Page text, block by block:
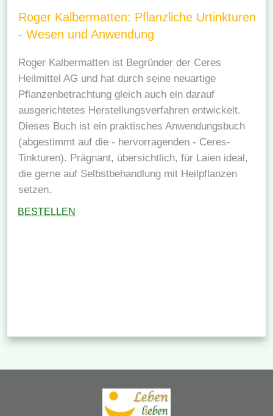
Roger Kalbermatten: Pflanzliche Urtinkturen
- Wesen und Anwendung
Roger Kalbermatten ist Begründer der Ceres
Heilmittel AG und hat durch seine neuartige
Pflanzenbetrachtung gleich auch ein darauf
ausgerichtetes Herstellungsverfahren entwickelt.
Dieses Buch ist ein praktisches Anwendungsbuch
(abgestimmt auf die - hervorragenden - Ceres-
Tinkturen). Prägnant, übersichtlich, für Laien ideal,
die gerne auf Selbstbehandlung mit Heilpflanzen
setzen.
BESTELLEN